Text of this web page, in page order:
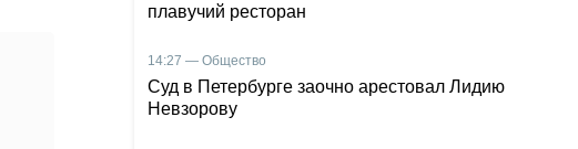
плавучий ресторан
14:27 — Общество
Суд в Петербурге заочно арестовал Лидию
Невзорову